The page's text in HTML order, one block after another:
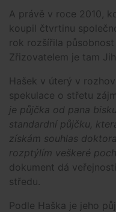
A právě v roce 2010,
koupil čtvrtinu
rok rozšířila
Zřizovatelem je tam
Hašek v úterý v
spekulace o střetu
je půjčka od pana
standardní půjčku,
získám souhlas
rozptýlím veškeré
dokument dá
středu.
Podle Haška je jeho